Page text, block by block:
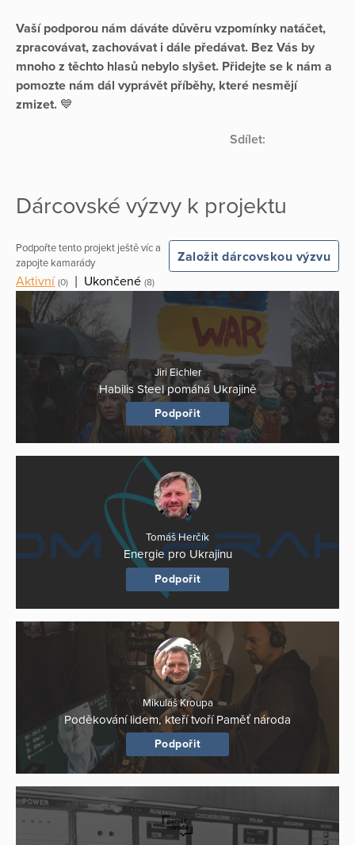
Vaší podporou nám dáváte důvěru vzpomínky natáčet,
zpracovávat, zachovávat i dále předávat. Bez Vás by
mnoho z těchto hlasů nebylo slyšet. Přidejte se k nám a
pomozte nám dál vyprávět příběhy, které nesmějí
zmizet. 💙
Sdílet:
Dárcovské výzvy k projektu
Podpořte tento projekt ještě víc a
zapojte kamarády
Založit dárcovskou výzvu
Aktivní (0) | Ukončené (8)
Jiri Eichler
Habilis Steel pomáhá Ukrajině
Podpořit
Tomáš Herčík
Energie pro Ukrajinu
Podpořit
Mikuláš Kroupa
Poděkování lidem, kteří tvoří Paměť národa
Podpořit